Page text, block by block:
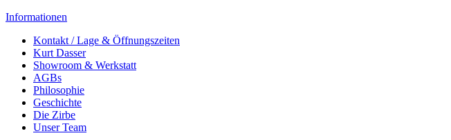
Informationen
Kontakt / Lage & Öffnungszeiten
Kurt Dasser
Showroom & Werkstatt
AGBs
Philosophie
Geschichte
Die Zirbe
Unser Team